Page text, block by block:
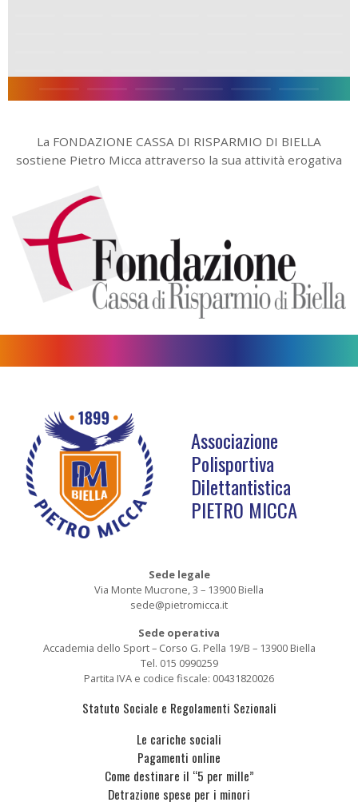
La FONDAZIONE CASSA DI RISPARMIO DI BIELLA
sostiene Pietro Micca attraverso la sua attività erogativa
Associazione
Polisportiva
Dilettantistica
PIETRO MICCA
Sede legale
Via Monte Mucrone, 3 – 13900 Biella
sede@pietromicca.it
Sede operativa
Accademia dello Sport – Corso G. Pella 19/B – 13900 Biella
Tel. 015 0990259
Partita IVA e codice fiscale: 00431820026
Statuto Sociale e Regolamenti Sezionali
Le cariche sociali
Pagamenti online
Come destinare il “5 per mille”
Detrazione spese per i minori